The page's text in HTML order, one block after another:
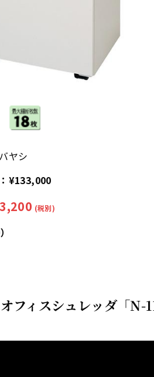
ヤシ
¥133,000
(税別)
）
フィスシュレッダ「N-